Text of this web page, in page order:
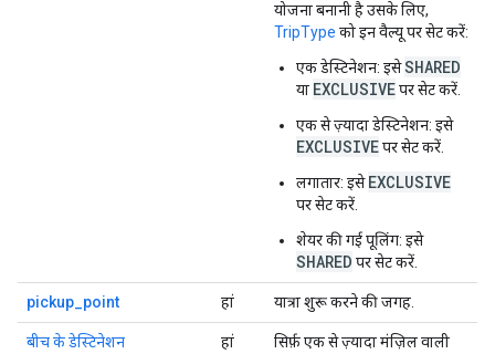
योजना बनानी है उसके लिए,
TripType को इन वैल्यू पर सेट करें:
एक डेस्टिनेशन: इसेSHARED
या EXCLUSIVEपर सेट करें.
एक से ज़्यादा डेस्टिनेशन: इसे
EXCLUSIVEपर सेट करें.
लगातार: इसेEXCLUSIVE
पर सेट करें.
शेयर की गई पूलिंग: इसे
SHARED पर सेट करें.
pickup_point हां यात्रा शुरू करने की जगह.
बीच के डेस्टिनेशन हां
सिर्फ़ एक से ज़्यादा मंज़िल वाली